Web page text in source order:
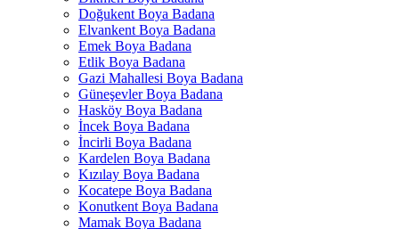
Doğukent Boya Badana
Elvankent Boya Badana
Emek Boya Badana
Etlik Boya Badana
Gazi Mahallesi Boya Badana
Güneşevler Boya Badana
Hasköy Boya Badana
İncek Boya Badana
İncirli Boya Badana
Kardelen Boya Badana
Kızılay Boya Badana
Kocatepe Boya Badana
Konutkent Boya Badana
Mamak Boya Badana